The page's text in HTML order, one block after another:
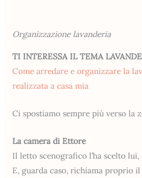
Organizzazione lavanderia
TI INTERESSA IL TEMA
Come arredare e organizzare la
realizzata a casa mia
Ci spostiamo sempre più verso la
La camera di Ettore
Il letto scenografico l’ha scelto
E, guarda caso, richiama proprio